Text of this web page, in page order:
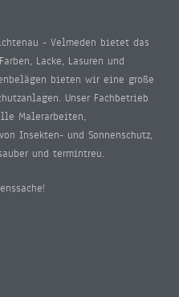
- Velmeden bietet das
Lacke, Lasuren und
bieten wir eine große
Unser Fachbetrieb
Malerarbeiten,
Insekten- und Sonnenschutz,
und termintreu.